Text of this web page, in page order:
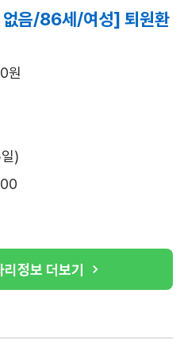
음/86세/여성] 퇴원환
원
)
리정보 더보기